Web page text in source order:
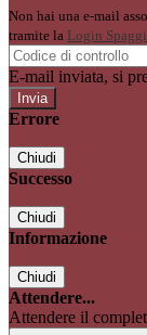
Non hai una e-mail
tramite la Login
E-mail inviata, si
Errore
Chiudi
Successo
Chiudi
Informazione
Chiudi
Attendere...
Attendere il